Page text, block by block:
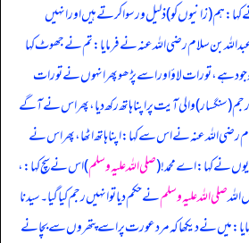
ہم (زانیوں کو) ذلیل و رسوا کرتے ہیں اور انہیں
بن سلام رضی اللہ عنہ نے فرمایا: تم نے جھوٹ کہا
ہے، تورات لاؤ اور اسے پڑھو پھر انہوں نے تورات
(سنگسار) والی آیت پر اپنا ہاتھ رکھ دیا، پھر اس نے آگے
رضی اللہ عنہ نے اس سے کہا: اپنا ہاتھ اٹھا، پھر اس نے
نے کہا: اے محمد! (صلی اللہ علیہ وسلم) اس نے سچ کہا:،
صلی اللہ علیہ وسلمنے حکم دیا تو انہیں رجم کیا گیا۔ سیدنا
میں نے دیکھا کہ مرد عورت پر اسے پتھروں سے بچانے